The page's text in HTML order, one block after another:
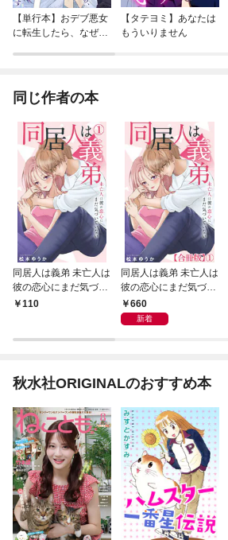
【単行本】おデブ悪女
に転生したら、なぜか
【タテヨミ】あなたは
もういりません
同じ作者の本
同居人は義弟 未亡人は
彼の恋心にまだ気づい
ていない 1【電子書店
110
同居人は義弟 未亡人は
彼の恋心にまだ気づい
ていない【合冊版】1
660
新着
秋水社ORIGINALのおすすめ本